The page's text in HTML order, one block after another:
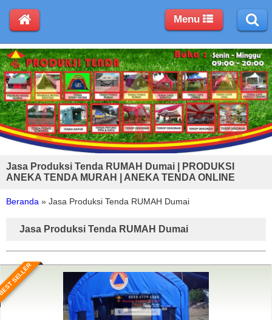
Jasa Produksi Tenda RUMAH Dumai | PRODUKSI
ANEKA TENDA MURAH | ANEKA TENDA ONLINE
Beranda » Jasa Produksi Tenda RUMAH Dumai
Jasa Produksi Tenda RUMAH Dumai
SELLER
Menu